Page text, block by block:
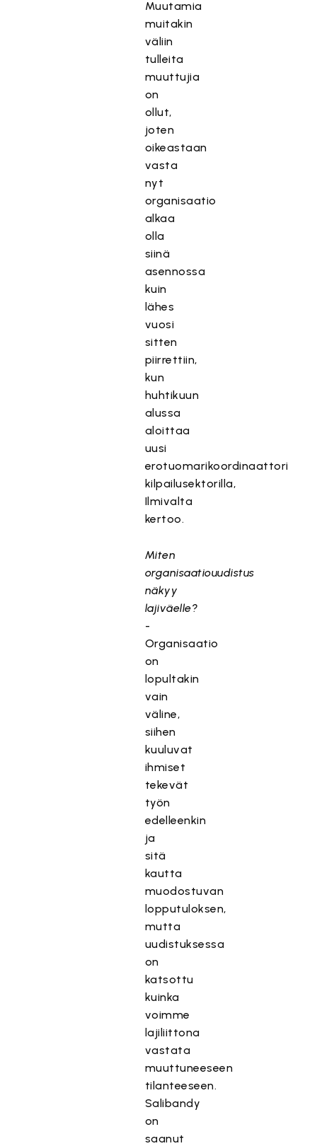
Muutamia
muitakin
väliin
tulleita
muuttujia
on
ollut,
joten
oikeastaan
vasta
nyt
organisaatio
alkaa
olla
siinä
asennossa
kuin
lähes
vuosi
sitten
piirrettiin,
kun
huhtikuun
alussa
aloittaa
uusi
erotuomarikoordinaattori
kilpailusektorilla,
Ilmivalta
kertoo.
Miten
organisaatiouudistus
näkyy
lajiväelle?
-
Organisaatio
on
lopultakin
vain
väline,
siihen
kuuluvat
ihmiset
tekevät
työn
edelleenkin
ja
sitä
kautta
muodostuvan
lopputuloksen,
mutta
uudistuksessa
on
katsottu
kuinka
voimme
lajiliittona
vastata
muuttuneeseen
tilanteeseen.
Salibandy
on
saanut